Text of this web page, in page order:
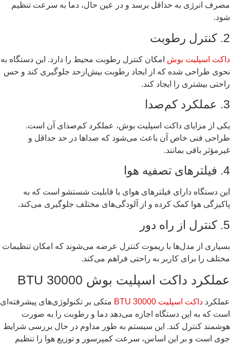
مصرف انرژی به حداقل برسد و در عین حال، دما به سرعت تنظیم
شود.
2. کنترل رطوبت
داکت اسپلیت بوش امکان کنترل رطوبت محیط را دارد. این دستگاه به
نحوی طراحی شده که از ایجاد رطوبت بیش‌ازحد جلوگیری کند و حس
راحتی بیشتری را ایجاد کند.
3. عملکرد کم‌صدا
یکی از مزایای داکت اسپلیت بوش، عملکرد کم‌صدای آن است.
طراحی فنی خاص آن باعث می‌شود که صداها در حد حداقل و
غیرمؤثر باقی بمانند.
4. فیلترهای تصفیه هوا
این دستگاه دارای فیلترهای هوای با قابلیت شستشو است که به
پاکیزگی هوا کمک کرده و از آلودگی‌های مختلف جلوگیری می‌کند.
5. کنترل از راه دور
بسیاری از مدل‌ها با ریموت کنترل عرضه می‌شوند که امکان تنظیمات
مختلف را برای کاربر به راحتی فراهم می‌کند.
عملکرد داکت اسپلیت بوش 30000 BTU
عملکرد داکت اسپلیت 30000 BTU
متکی بر تکنولوژی‌های پیشرفته‌ای
است که به این دستگاه اجازه می‌دهد دما و رطوبت را به صورت
هوشمند کنترل کند. این سیستم به طور مداوم در حال بررسی شرایط
جوی است و بر این اساس، سرعت کمپرسور و توزیع هوا را تنظیم